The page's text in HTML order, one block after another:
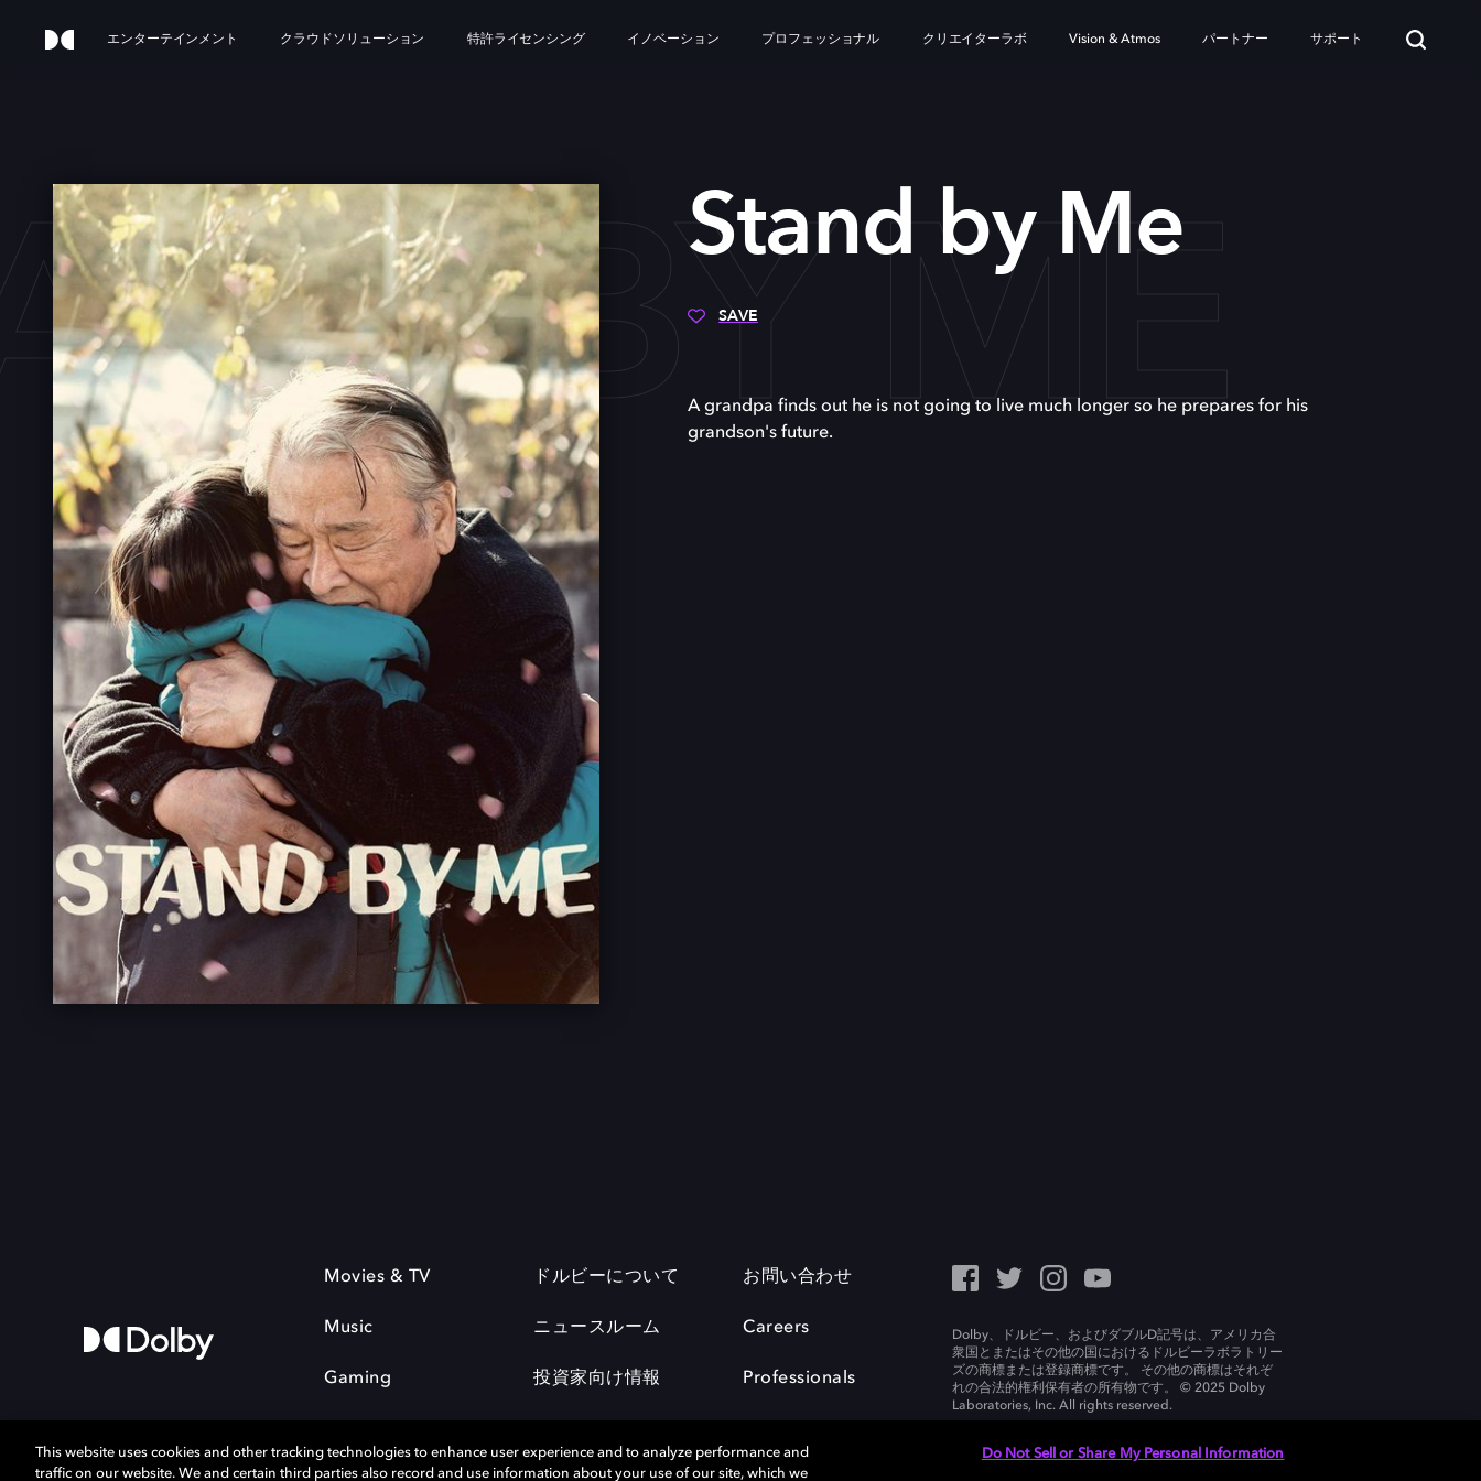
エンターテインメント クラウドソリューション 特許ライセンシング イノベーション プロフェッショナル クリエイターラボ Vision & Atmos パートナー サポート
BY ME
Stand by Me
SAVE
A grandpa finds out he is not going to live much longer so he prepares for his
grandson's future.
Movies & TV
Music
Gaming
ドルビーについて
ニュースルーム
投資家向け情報
お問い合わせ
Careers
Professionals
Dolby、ドルビー、およびダブルD記号は、アメリカ合
衆国とまたはその他の国におけるドルビーラボラトリー
ズの商標または登録商標です。 その他の商標はそれぞ
れの合法的権利保有者の所有物です。 © 2025 Dolby
Laboratories, Inc. All rights reserved.
This website uses cookies and other tracking technologies to enhance user experience and to analyze performance and
traffic on our website. We and certain third parties also record and use information about your use of our site, which we
Do Not Sell or Share My Personal Information